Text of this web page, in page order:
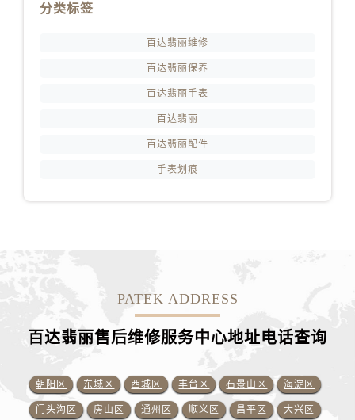
分类标签
百达翡丽维修
百达翡丽保养
百达翡丽手表
百达翡丽
百达翡丽配件
手表划痕
PATEK ADDRESS
百达翡丽售后维修服务中心地址电话查询
朝阳区 东城区 西城区 丰台区 石景山区 海淀区
门头沟区 房山区 通州区 顺义区 昌平区 大兴区